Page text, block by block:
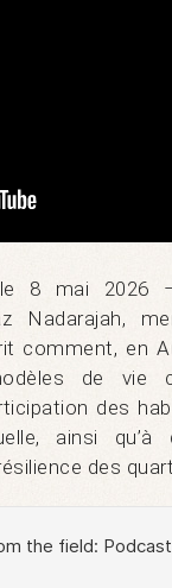
le 8 mai
Nadarajah,
comment, en
de vie
des
ainsi qu’à
des